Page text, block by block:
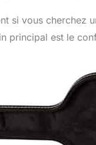
si vous cherchez
principal est le